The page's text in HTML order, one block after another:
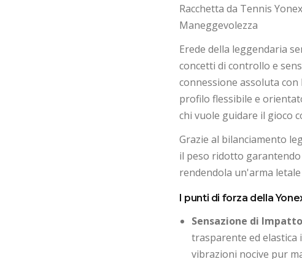
Racchetta da Tennis
Maneggevolezza
Erede della leggendaria
concetti di controllo e
connessione assoluta
profilo flessibile e
chi vuole guidare il gioco
Grazie al bilanciamento
il peso ridotto
rendendola un'arma
I punti di forza della
Sensazione di
trasparente ed
vibrazioni nocive pur